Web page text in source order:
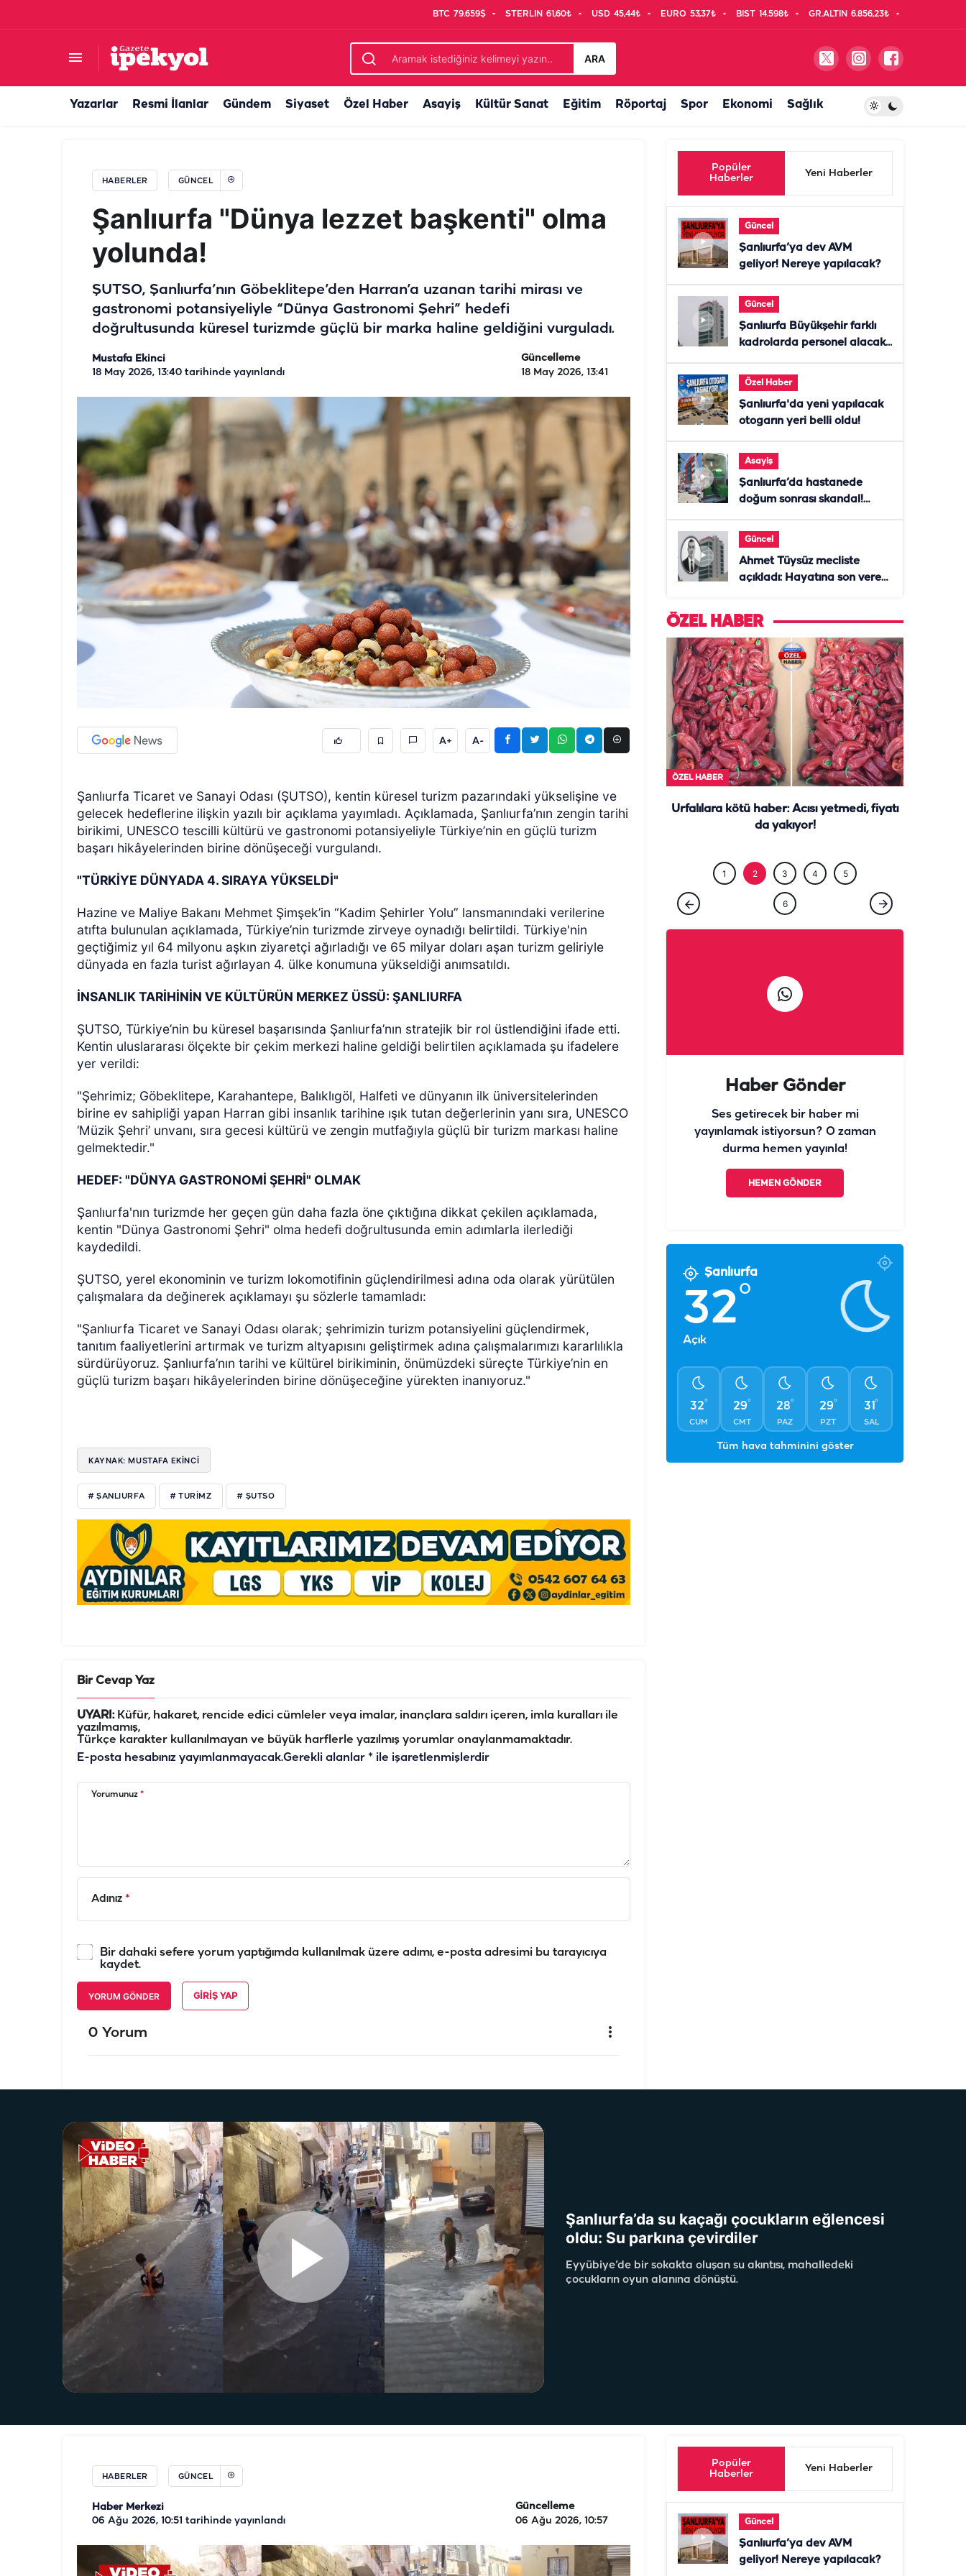
BTC 79.659$ STERLIN 61,60₺ USD 45,44₺ EURO 53,37₺ BIST 14.598₺ GR.ALTIN 6.856,23₺
ARA
Yazarlar Resmi İlanlar Gündem Siyaset Özel Haber Asayiş Kültür Sanat Eğitim Röportaj Spor Ekonomi Sağlık
HABERLER GÜNCEL
Şanlıurfa "Dünya lezzet başkenti" olma
yolunda!
ŞUTSO, Şanlıurfa’nın Göbeklitepe’den Harran’a uzanan tarihi mirası ve
gastronomi potansiyeliyle “Dünya Gastronomi Şehri” hedefi
doğrultusunda küresel turizmde güçlü bir marka haline geldiğini vurguladı.
Mustafa Ekinci
18 May 2026, 13:40 tarihinde yayınlandı
Güncelleme
18 May 2026, 13:41
A+ A-
Şanlıurfa Ticaret ve Sanayi Odası (ŞUTSO), kentin küresel turizm pazarındaki yükselişine ve
gelecek hedeflerine ilişkin yazılı bir açıklama yayımladı. Açıklamada, Şanlıurfa’nın zengin tarihi
birikimi, UNESCO tescilli kültürü ve gastronomi potansiyeliyle Türkiye’nin en güçlü turizm
başarı hikâyelerinden birine dönüşeceği vurgulandı.
"TÜRKİYE DÜNYADA 4. SIRAYA YÜKSELDİ"
Hazine ve Maliye Bakanı Mehmet Şimşek’in “Kadim Şehirler Yolu” lansmanındaki verilerine
atıfta bulunulan açıklamada, Türkiye’nin turizmde zirveye oynadığı belirtildi. Türkiye'nin
geçtiğimiz yıl 64 milyonu aşkın ziyaretçi ağırladığı ve 65 milyar doları aşan turizm geliriyle
dünyada en fazla turist ağırlayan 4. ülke konumuna yükseldiği anımsatıldı.
İNSANLIK TARİHİNİN VE KÜLTÜRÜN MERKEZ ÜSSÜ: ŞANLIURFA
ŞUTSO, Türkiye’nin bu küresel başarısında Şanlıurfa’nın stratejik bir rol üstlendiğini ifade etti.
Kentin uluslararası ölçekte bir çekim merkezi haline geldiği belirtilen açıklamada şu ifadelere
yer verildi:
"Şehrimiz; Göbeklitepe, Karahantepe, Balıklıgöl, Halfeti ve dünyanın ilk üniversitelerinden
birine ev sahipliği yapan Harran gibi insanlık tarihine ışık tutan değerlerinin yanı sıra, UNESCO
‘Müzik Şehri’ unvanı, sıra gecesi kültürü ve zengin mutfağıyla güçlü bir turizm markası haline
gelmektedir."
HEDEF: "DÜNYA GASTRONOMİ ŞEHRİ" OLMAK
Şanlıurfa'nın turizmde her geçen gün daha fazla öne çıktığına dikkat çekilen açıklamada,
kentin "Dünya Gastronomi Şehri" olma hedefi doğrultusunda emin adımlarla ilerlediği
kaydedildi.
ŞUTSO, yerel ekonominin ve turizm lokomotifinin güçlendirilmesi adına oda olarak yürütülen
çalışmalara da değinerek açıklamayı şu sözlerle tamamladı:
"Şanlıurfa Ticaret ve Sanayi Odası olarak; şehrimizin turizm potansiyelini güçlendirmek,
tanıtım faaliyetlerini artırmak ve turizm altyapısını geliştirmek adına çalışmalarımızı kararlılıkla
sürdürüyoruz. Şanlıurfa’nın tarihi ve kültürel birikiminin, önümüzdeki süreçte Türkiye’nin en
güçlü turizm başarı hikâyelerinden birine dönüşeceğine yürekten inanıyoruz."
KAYNAK: MUSTAFA EKİNCİ
# ŞANLIURFA # TURIMZ # ŞUTSO
Bir Cevap Yaz
UYARI:Küfür, hakaret, rencide edici cümleler veya imalar, inançlara saldırı içeren, imla kuralları ile
yazılmamış,
Türkçe karakter kullanılmayan ve büyük harflerle yazılmış yorumlar onaylanmamaktadır.
E-posta hesabınız yayımlanmayacak.Gerekli alanlar * ile işaretlenmişlerdir
Yorumunuz *
Adınız *
Bir dahaki sefere yorum yaptığımda kullanılmak üzere adımı, e-posta adresimi bu tarayıcıya
kaydet.
YORUM GÖNDER GIRIŞ YAP
0 Yorum
Popüler
Haberler
Yeni Haberler
Güncel
Şanlıurfa’ya dev AVM
geliyor! Nereye yapılacak?
Güncel
Şanlıurfa Büyükşehir farklı
kadrolarda personel alacak!
Özel Haber
Şanlıurfa'da yeni yapılacak
otogarın yeri belli oldu!
Asayiş
Şanlıurfa’da hastanede
doğum sonrası skandal!
Güncel
Ahmet Tüysüz mecliste
açıkladı: Hayatına son veren
ÖZEL HABER
ÖZEL HABER
Urfalılara kötü haber: Acısı yetmedi, fiyatı
da yakıyor!
1 2 3 4 5
6
Haber Gönder
Ses getirecek bir haber mi
yayınlamak istiyorsun? O zaman
durma hemen yayınla!
HEMEN GÖNDER
Şanlıurfa
32°
Açık
32°
CUM
29°
CMT
28°
PAZ
29°
PZT
31°
SAL
Tüm hava tahminini göster
Şanlıurfa’da su kaçağı çocukların eğlencesi
oldu: Su parkına çevirdiler
Eyyübiye’de bir sokakta oluşan su akıntısı, mahalledeki
çocukların oyun alanına dönüştü.
HABERLER GÜNCEL
Haber Merkezi
06 Ağu 2026, 10:51 tarihinde yayınlandı
Güncelleme
06 Ağu 2026, 10:57
Şanlıurfa’da su kaçağı çocukların eğlencesi oldu: Su parkına çevirdiler
Popüler
Haberler
Yeni Haberler
Güncel
Şanlıurfa’ya dev AVM
geliyor! Nereye yapılacak?